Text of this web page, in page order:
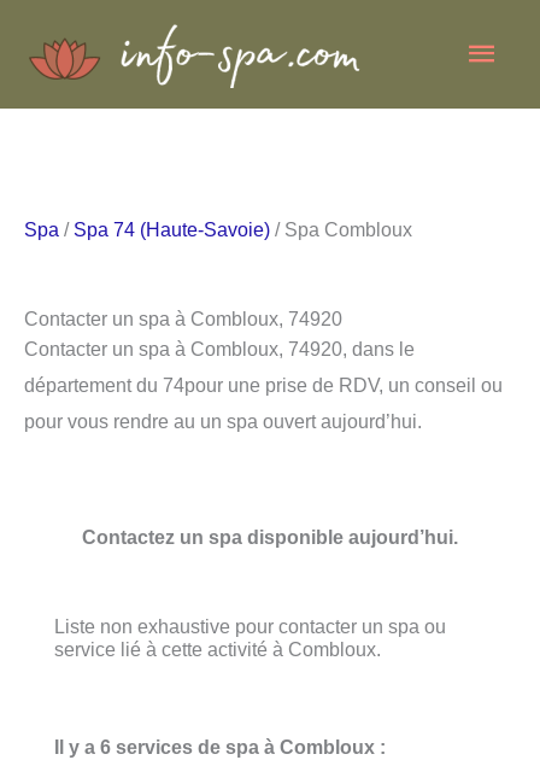
Spa / Spa 74 (Haute-Savoie) / Spa Combloux
Contacter un spa à Combloux, 74920
Contacter un spa à Combloux, 74920, dans le
département du 74pour une prise de RDV, un conseil ou
pour vous rendre au un spa ouvert aujourd’hui.
Contactez un spa disponible aujourd’hui.
Liste non exhaustive pour contacter un spa ou
service lié à cette activité à Combloux.
Il y a 6 services de spa à Combloux :